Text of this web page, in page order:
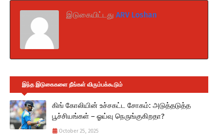
இடுகையிட்டது ARV Loshan
இந்த இடுகைகளை நீங்கள் விரும்பக்கூடும்
கிங் கோலியின் உச்சகட்ட சோகம்: அடுத்தடுத்த
பூச்சியங்கள் – ஓய்வு நெருங்குகிறதா?
October 25, 2025